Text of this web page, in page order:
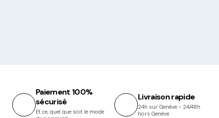
Paiement 100%
sécurisé
Et ce, quel que soit le mode
Livraison rapide
24h sur Genève - 24/48h
hors Genève